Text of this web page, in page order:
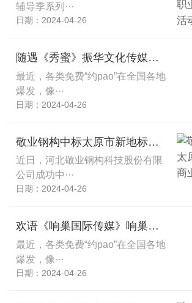
辅导季系列···
日期：2024-04-26
随遇《秀蜜》振华文化传媒被骗亏损惨，重把人骗惨了！别上当！
最近，各类免费“约pao”在全国各地
爆发，像···
日期：2024-04-26
敬业钢构中标太原市新地标和商业名片
近日，河北敬业钢构科技股份有限
公司成功中···
日期：2024-04-26
欢语《响巢国际传媒》响巢国际传媒被骗亏损真相揭秘！亲身亏损经历！
最近，各类免费“约pao”在全国各地
爆发，像···
日期：2024-04-26